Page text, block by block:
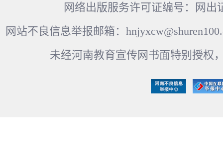
网络出版服务许可证编号：网出
网站不良信息举报邮箱：
未经河南教育宣传网书面特别授权